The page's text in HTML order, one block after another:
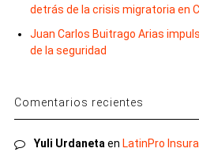
detrás de la crisis migratoria en
Juan Carlos Buitrago Arias
de la seguridad
Comentarios recientes
Yuli Urdaneta en LatinPro